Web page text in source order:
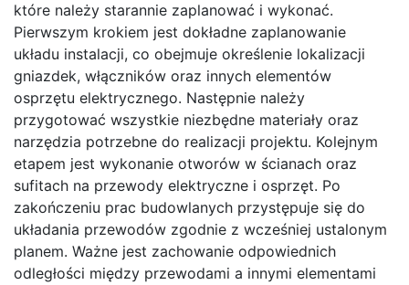
które należy starannie zaplanować i wykonać.
Pierwszym krokiem jest dokładne zaplanowanie
układu instalacji, co obejmuje określenie lokalizacji
gniazdek, włączników oraz innych elementów
osprzętu elektrycznego. Następnie należy
przygotować wszystkie niezbędne materiały oraz
narzędzia potrzebne do realizacji projektu. Kolejnym
etapem jest wykonanie otworów w ścianach oraz
sufitach na przewody elektryczne i osprzęt. Po
zakończeniu prac budowlanych przystępuje się do
układania przewodów zgodnie z wcześniej ustalonym
planem. Ważne jest zachowanie odpowiednich
odległości między przewodami a innymi elementami